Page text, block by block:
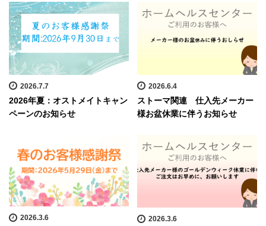
2026.7.7
2026年夏：オストメイトキャン
ペーンのお知らせ
2026.6.4
ストーマ関連 仕入先メーカー
様お盆休業に伴うお知らせ
2026.3.6 2026.3.6